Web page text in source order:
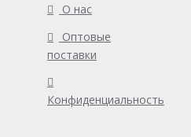
О нас
Оптовые
поставки
Конфиденциальность